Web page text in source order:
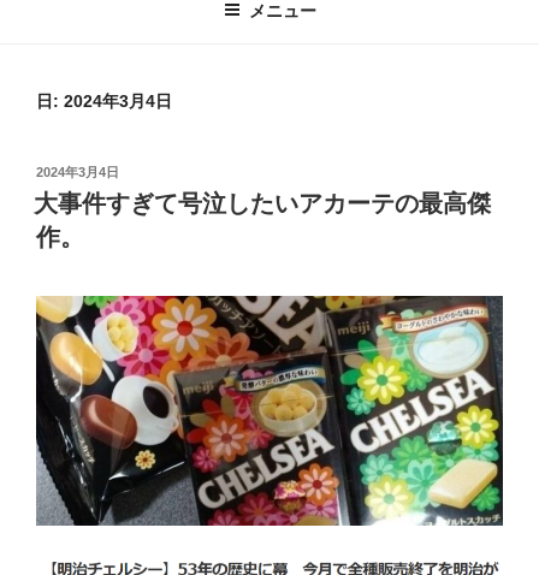
メニュー
日: 2024年3月4日
投
稿
日:
2024年3月4日
大事件すぎて号泣したいアカーテの最高傑
作。